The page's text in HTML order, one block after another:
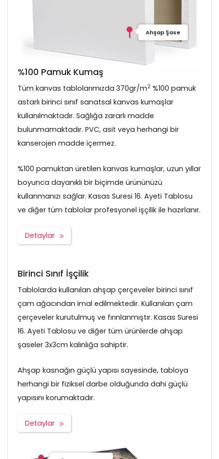
Ahşap Şase
%100 Pamuk Kumaş
Tüm kanvas tablolarımızda 370gr/m2 %100 pamuk
astarlı birinci sınıf sanatsal kanvas kumaşlar
kullanılmaktadır. Sağlığa zararlı madde
bulunmamaktadır. PVC, asit veya herhangi bir
kanserojen madde içermez.
%100 pamuktan üretilen kanvas kumaşlar, uzun yıllar
boyunca dayanıklı bir biçimde ürününüzü
kullanmanızı sağlar. Kasas Suresi 16. Ayeti Tablosu
ve diğer tüm tablolar profesyonel işçilik ile hazırlanır.
Detaylar
Birinci Sınıf İşçilik
Tablolarda kullanılan ahşap çerçeveler birinci sınıf
çam ağacından imal edilmektedir. Kullanılan çam
çerçeveler kurutulmuş ve fırınlanmıştır. Kasas Suresi
16. Ayeti Tablosu ve diğer tüm ürünlerde ahşap
şaseler 3x3cm kalınlığa sahiptir.
Ahşap kasnağın güçlü yapısı sayesinde, tabloya
herhangi bir fiziksel darbe olduğunda dahi güçlü
yapısını korumaktadır.
Detaylar